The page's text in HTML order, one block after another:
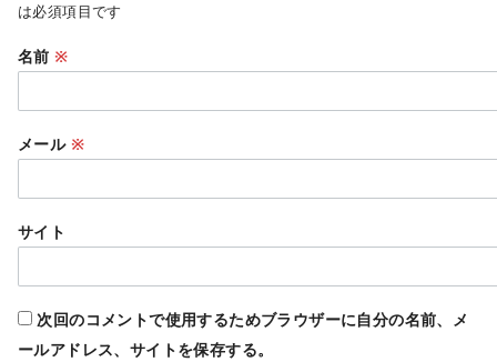
は必須項目です
名前※
メール ※
サイト
次回のコメントで使用するためブラウザーに自分の名前、メ
ールアドレス、サイトを保存する。